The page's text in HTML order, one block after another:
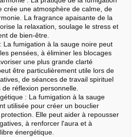
crée une atmosphère de calme, de
La fragrance apaisante de la
la relaxation, soulage le stress et
de bien-être.
La fumigation à la sauge noire peut
pensées, à éliminer les blocages
une plus grande clarté
être particulièrement utile lors de
de séances de travail spirituel
réflexion personnelle.
: La fumigation à la sauge
utilisée pour créer un bouclier
Elle peut aider à repousser
à renforcer l'aura et à
énergétique.